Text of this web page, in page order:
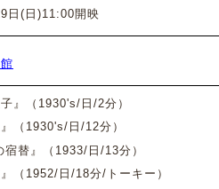
日(日)11:00開映
』
（1930's/日/2分）
』（1930's/日/12分）
替』（1933/日/13分）
（1952/日/18分/トーキー）